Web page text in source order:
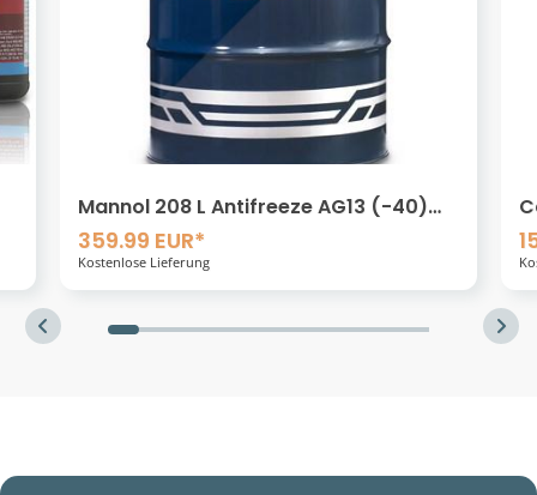
Mannol 208 L Antifreeze AG13 (-40)
Hightec Kühlerfrostschutzmittel
[Hersteller-Nr. MN4013-DR]
359.99 EUR*
Kostenlose Lieferung